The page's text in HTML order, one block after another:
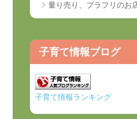
量り売り、プラフリのお
子育て情報ブログ
子育て情報ランキング